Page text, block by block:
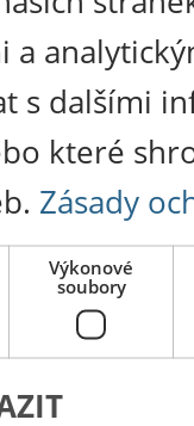
a
s dalšími
které
Zásady
Výkonové
soubory